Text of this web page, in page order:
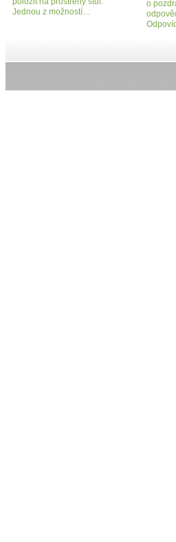
Jednou z možností…
o